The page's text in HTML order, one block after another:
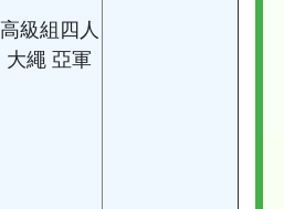
高級組四人
大繩 亞軍